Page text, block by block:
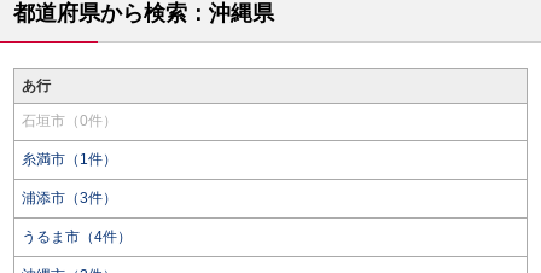
都道府県から検索：沖縄県
あ行
石垣市（0件）
糸満市（1件）
浦添市（3件）
うるま市（4件）